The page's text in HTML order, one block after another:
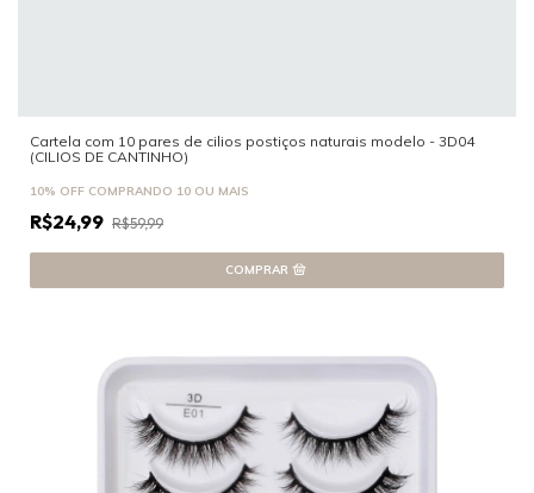
Cartela com 10 pares de cilios postiços naturais modelo - 3D04
(CILIOS DE CANTINHO)
10% OFF COMPRANDO 10 OU MAIS
R$24,99 R$59,99